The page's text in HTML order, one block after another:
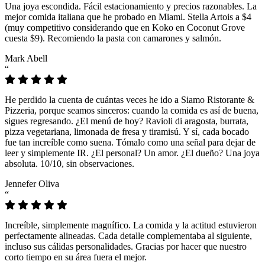
Una joya escondida. Fácil estacionamiento y precios razonables. La
mejor comida italiana que he probado en Miami. Stella Artois a $4
(muy competitivo considerando que en Koko en Coconut Grove
cuesta $9). Recomiendo la pasta con camarones y salmón.
Mark Abell
“
He perdido la cuenta de cuántas veces he ido a Siamo Ristorante &
Pizzeria, porque seamos sinceros: cuando la comida es así de buena,
sigues regresando. ¿El menú de hoy? Ravioli di aragosta, burrata,
pizza vegetariana, limonada de fresa y tiramisú. Y sí, cada bocado
fue tan increíble como suena. Tómalo como una señal para dejar de
leer y simplemente IR. ¿El personal? Un amor. ¿El dueño? Una joya
absoluta. 10/10, sin observaciones.
Jennefer Oliva
“
Increíble, simplemente magnífico. La comida y la actitud estuvieron
perfectamente alineadas. Cada detalle complementaba al siguiente,
incluso sus cálidas personalidades. Gracias por hacer que nuestro
corto tiempo en su área fuera el mejor.